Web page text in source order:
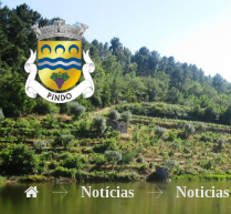
Notícias Noticias